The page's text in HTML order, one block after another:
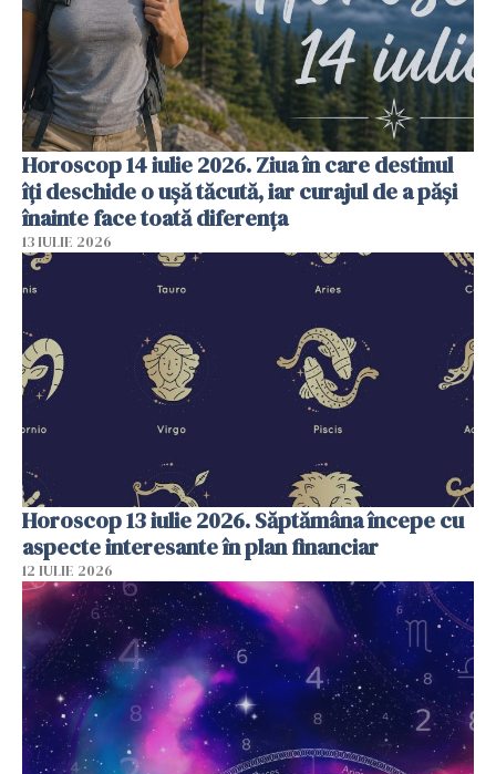
Horoscop 14 iulie 2026. Ziua în care destinul
îți deschide o ușă tăcută, iar curajul de a păși
înainte face toată diferența
13 IULIE 2026
Horoscop 13 iulie 2026. Săptămâna începe cu
aspecte interesante în plan financiar
12 IULIE 2026